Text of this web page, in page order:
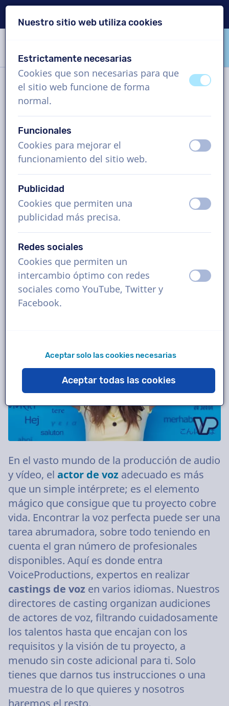
VoiceProductions
Encuentra tu toque mágico:
el proceso del casting de voz
Servicios
¿Alguna pregunta?
No dudes en enviarnos un correo
electrónico. Responderemos a tu pregunta
en 10 minutos.
Contáctenos
En el vasto mundo de la producción de audio
y vídeo, el actor de voz adecuado es más
que un simple intérprete; es el elemento
mágico que consigue que tu proyecto cobre
vida. Encontrar la voz perfecta puede ser una
tarea abrumadora, sobre todo teniendo en
cuenta el gran número de profesionales
disponibles. Aquí es donde entra
VoiceProductions, expertos en realizar
castings de voz en varios idiomas. Nuestros
directores de casting organizan audiciones
de actores de voz, filtrando cuidadosamente
los talentos hasta que encajan con los
requisitos y la visión de tu proyecto, a
menudo sin coste adicional para ti. Solo
tienes que darnos tus instrucciones o una
muestra de lo que quieres y nosotros
haremos el resto.
Nuestro sitio web utiliza cookies
Estrictamente necesarias
Cookies que son necesarias para que
el sitio web funcione de forma
normal.
Funcionales
Cookies para mejorar el
funcionamiento del sitio web.
Publicidad
Cookies que permiten una
publicidad más precisa.
Redes sociales
Cookies que permiten un
intercambio óptimo con redes
sociales como YouTube, Twitter y
Facebook.
Aceptar solo las cookies necesarias
Aceptar todas las cookies